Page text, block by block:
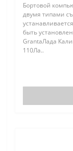
Бортовой
двумя типами
быть
GrantaЛада
110Ла..